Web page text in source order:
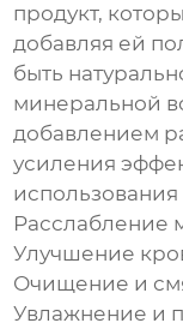
продукт,
добавляя ей
быть
минеральной
добавлением
усиления
Расслабление
Улучшение
Очищение и
Увлажнение и